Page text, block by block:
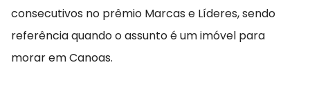
consecutivos no prêmio Marcas e Líderes, sendo
referência quando o assunto é um imóvel para
morar em Canoas.